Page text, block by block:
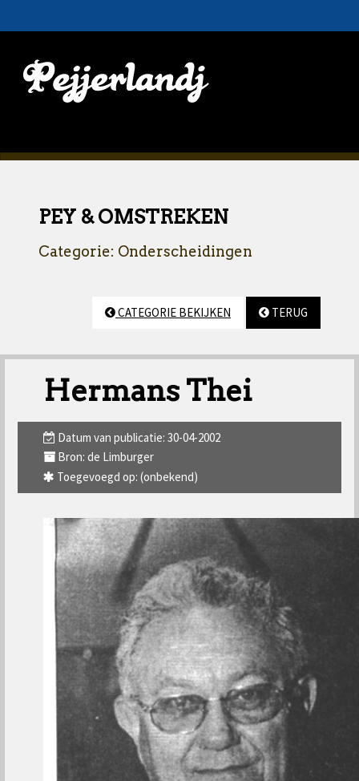
PEY & OMSTREKEN
Categorie: Onderscheidingen
CATEGORIE BEKIJKEN TERUG
Hermans Thei
Datum van publicatie: 30-04-2002
Bron: de Limburger
Toegevoegd op: (onbekend)